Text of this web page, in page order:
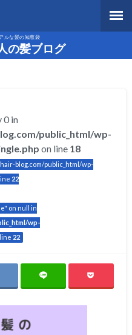
ルな髪の知恵袋
の髪ブログ
0 in
public_html/wp-
on line 18
blog.com/public_html/wp-
22
on null in
wp-
22